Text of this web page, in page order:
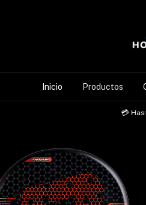
Inicio Productos
💳 Hasta